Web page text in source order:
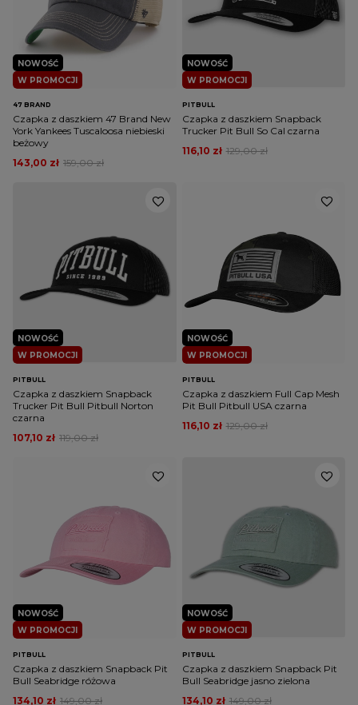
W PROMOCJI
NOWOŚĆ
47 BRAND
Czapka z daszkiem 47 Brand New
York Yankees Tuscaloosa niebieski
beżowy
159,00 zł
143,00 zł
W PROMOCJI
NOWOŚĆ
PITBULL
Czapka z daszkiem Snapback
Trucker Pit Bull So Cal czarna
129,00 zł
116,10 zł
W PROMOCJI
NOWOŚĆ
PITBULL
Czapka z daszkiem Snapback
Trucker Pit Bull Pitbull Norton
czarna
119,00 zł
107,10 zł
W PROMOCJI
NOWOŚĆ
PITBULL
Czapka z daszkiem Full Cap Mesh
Pit Bull Pitbull USA czarna
129,00 zł
116,10 zł
W PROMOCJI
NOWOŚĆ
PITBULL
Czapka z daszkiem Snapback Pit
Bull Seabridge różowa
149,00 zł
134,10 zł
W PROMOCJI
NOWOŚĆ
PITBULL
Czapka z daszkiem Snapback Pit
Bull Seabridge jasno zielona
149,00 zł
134,10 zł